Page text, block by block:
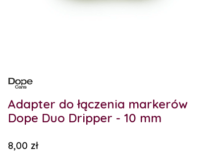
Adapter do łączenia markerów
Dope Duo Dripper - 10 mm
Cena
8,00 zł